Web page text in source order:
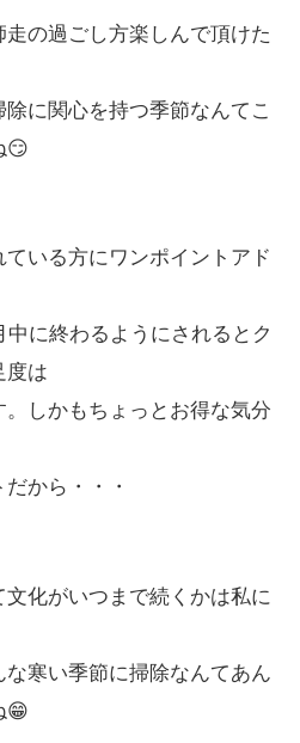
の過ごし方楽しんで頂けた
に関心を持つ季節なんてこ
😏
いる方にワンポイントアド
に終わるようにされるとク
度は
しかもちょっとお得な気分
から・・・
化がいつまで続くかは私に
寒い季節に掃除なんてあん
😁